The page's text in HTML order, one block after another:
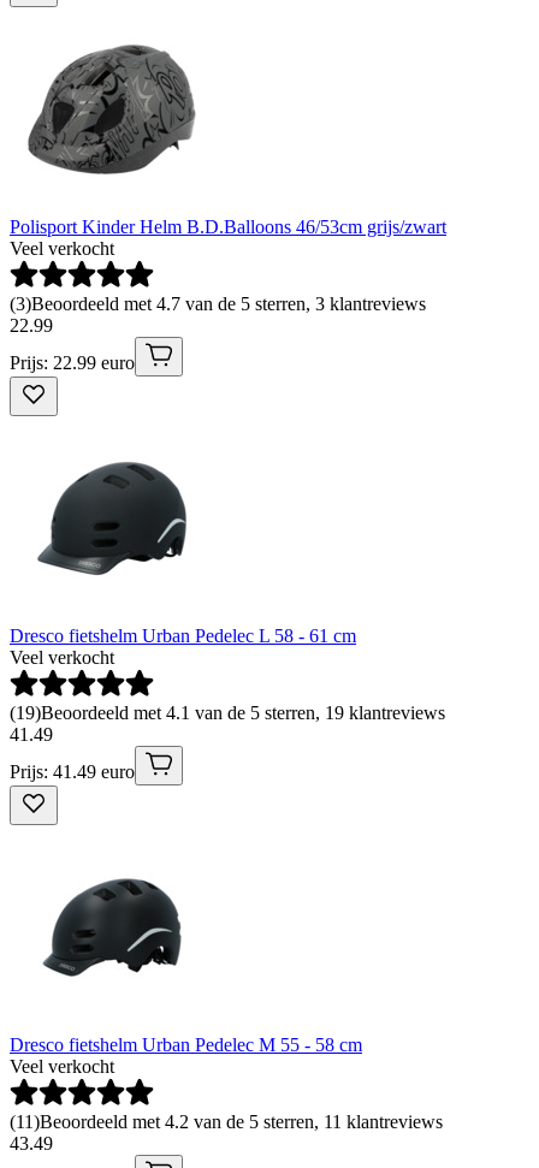
Polisport Kinder Helm B.D.Balloons 46/53cm grijs/zwart
Veel verkocht
(3)Beoordeeld met 4.7 van de 5 sterren, 3 klantreviews
22.99
Prijs: 22.99 euro
Dresco fietshelm Urban Pedelec L 58 - 61 cm
Veel verkocht
(19)Beoordeeld met 4.1 van de 5 sterren, 19 klantreviews
41 .49
Prijs: 41.49 euro
Dresco fietshelm Urban Pedelec M 55 - 58 cm
Veel verkocht
(11)Beoordeeld met 4.2 van de 5 sterren, 11 klantreviews
43.49